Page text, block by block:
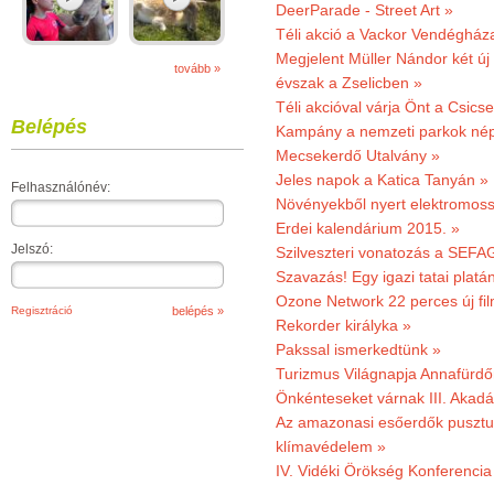
tovább »
Belépés
Felhasználónév:
Jelszó:
Regisztráció
DeerParade - Street Art »
Téli akció a Vackor
Megjelent Müller Nándor két
évszak a Zselicben »
Téli akcióval várja Önt a
Kampány a nemzeti parkok
Mecsekerdő Utalvány »
Jeles napok a Katica Tanyán »
Növényekből nyert
Erdei kalendárium 2015. »
Szilveszteri vonatozás a
Szavazás! Egy igazi tatai
Ozone Network 22 perces új
Rekorder királyka »
Pakssal ismerkedtünk »
Turizmus Világnapja
Önkénteseket várnak III.
Az amazonasi esőerdők
klímavédelem »
IV. Vidéki Örökség